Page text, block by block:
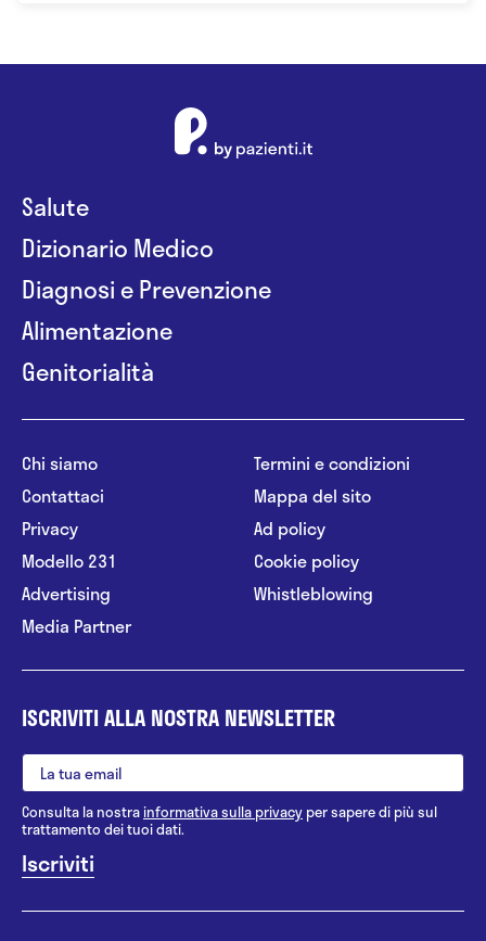
Salute
Dizionario Medico
Diagnosi e Prevenzione
Alimentazione
Genitorialità
Chi siamo
Contattaci
Privacy
Modello 231
Advertising
Media Partner
Termini e condizioni
Mappa del sito
Ad policy
Cookie policy
Whistleblowing
ISCRIVITI ALLA NOSTRA NEWSLETTER
Consulta la nostrainformativa sulla privacy per sapere di più sul
trattamento dei tuoi dati.